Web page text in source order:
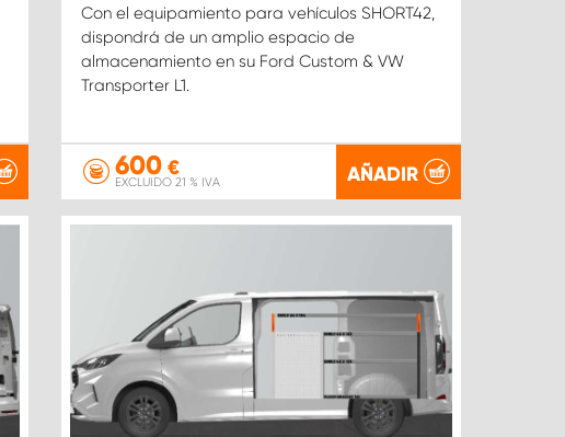
Con el equipamiento para vehículos SHORT42,
dispondrá de un amplio espacio de
almacenamiento en su Ford Custom & VW
Transporter L1.
600 €
EXCLUIDO 21 % IVA AÑADIR